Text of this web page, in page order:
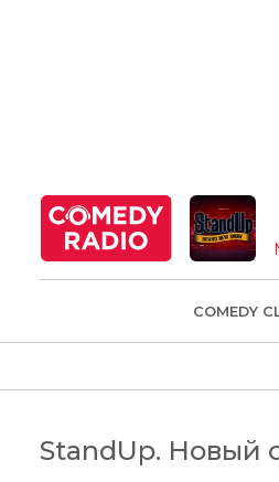
StandUp
COMEDY
StandUp. Новый